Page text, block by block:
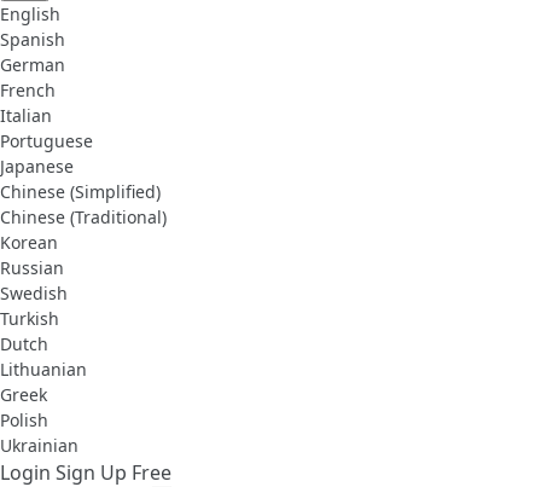
English
Spanish
German
French
Italian
Portuguese
Japanese
Chinese (Simplified)
Chinese (Traditional)
Korean
Russian
Swedish
Turkish
Dutch
Lithuanian
Greek
Polish
Ukrainian
Login Sign Up Free